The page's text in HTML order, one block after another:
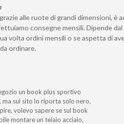
alle ruote di grandi dimensioni, è
consegne mensili. Dipende dal
volta ordini mensili o se aspetta di
ordinare.
un book plus sportivo
ma sul sito lo riporta solo nero,
volevo sapere se sul book
montare un telaio acciaio,